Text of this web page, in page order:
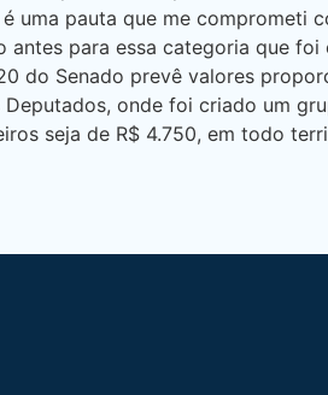
uma pauta que me comprometi
para essa categoria que
do Senado prevê valores
onde foi criado um
seja de R$ 4.750, em todo